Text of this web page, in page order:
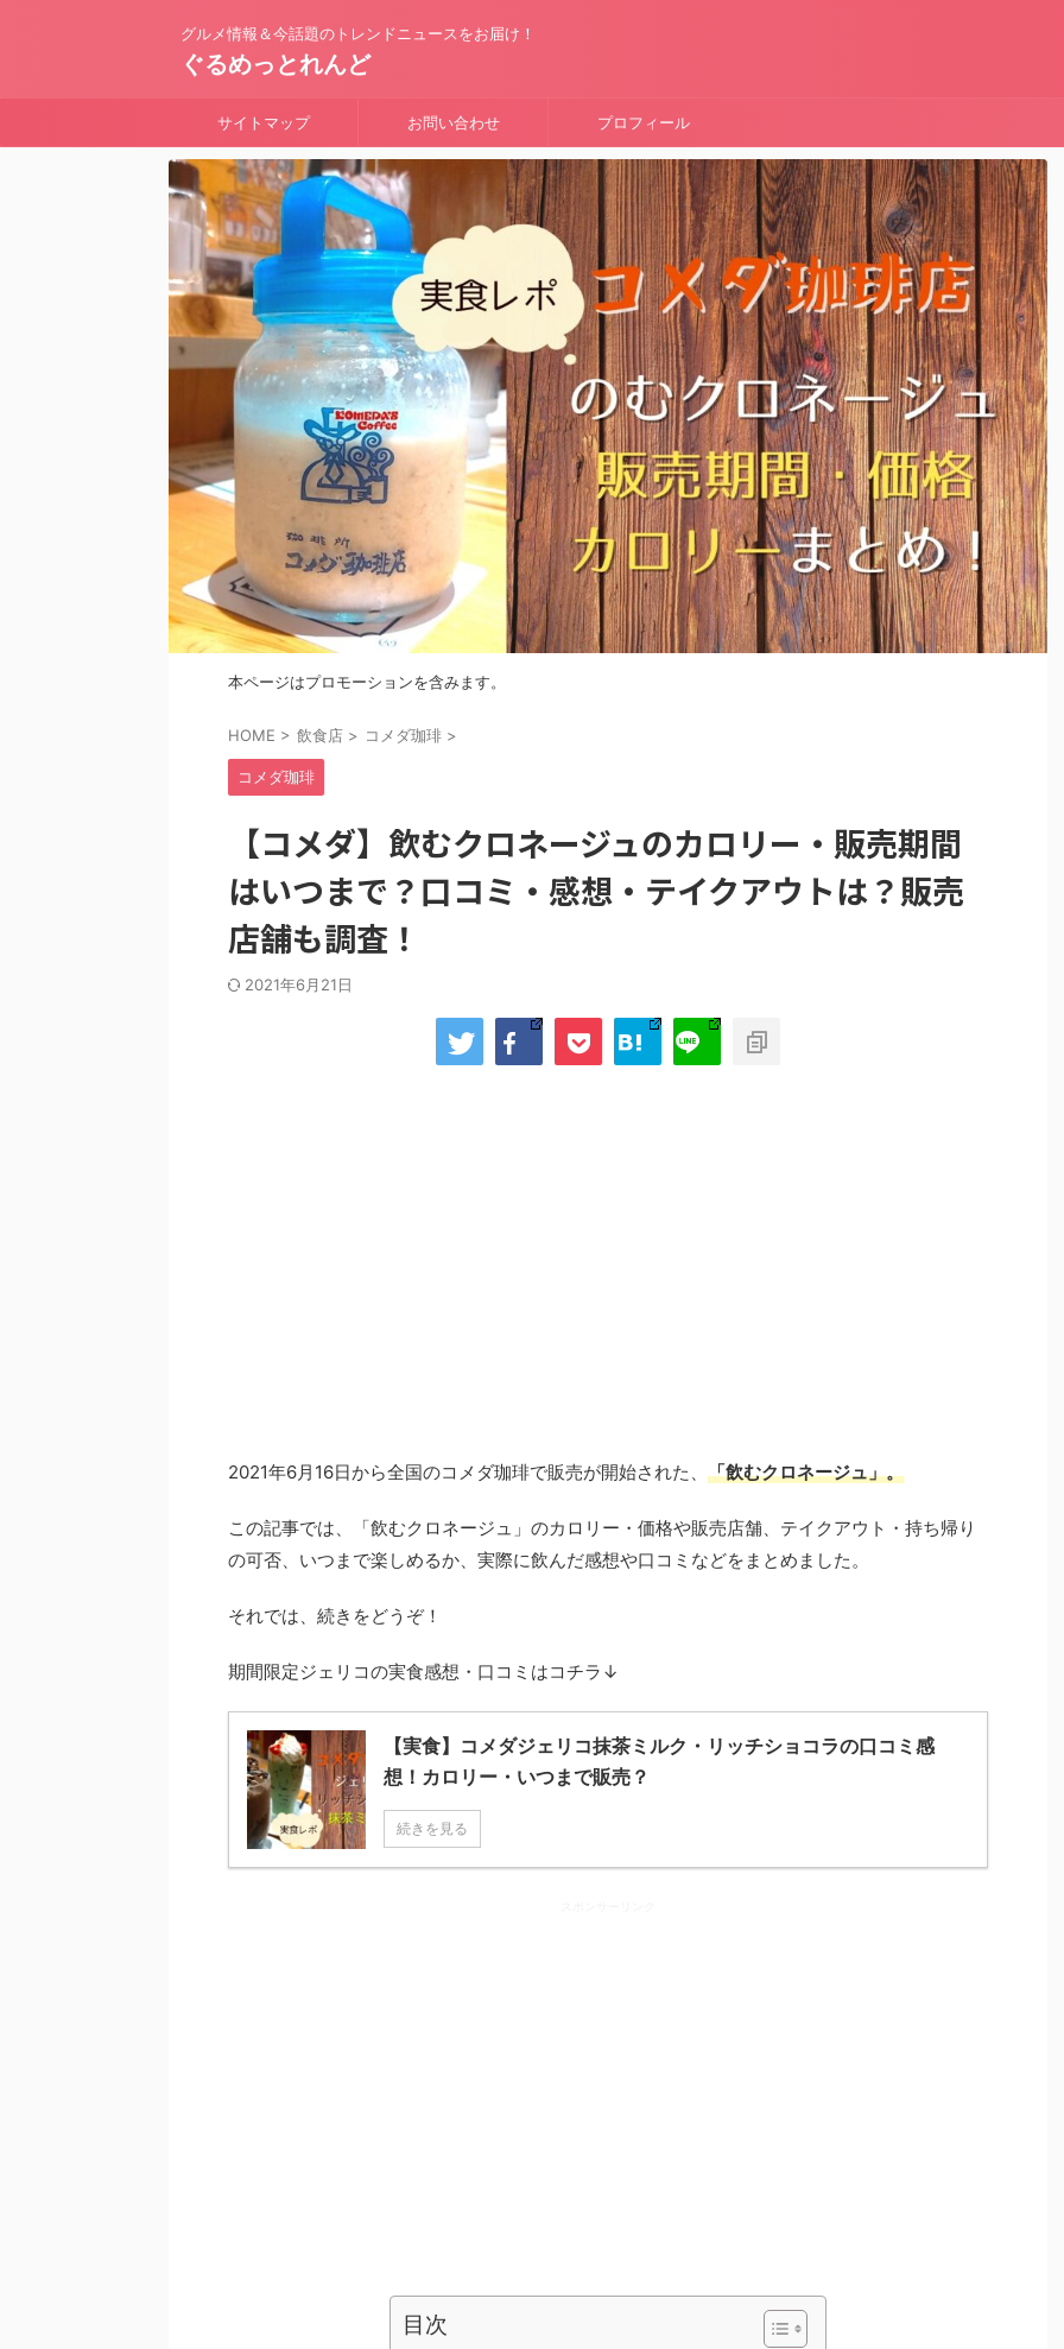
グルメ情報＆今話題のトレンドニュースをお届け！
ぐるめっとれんど
サイトマップ お問い合わせ プロフィール
本ページはプロモーションを含みます。
HOME > 飲食店 > コメダ珈琲 >
コメダ珈琲
【コメダ】飲むクロネージュのカロリー・販売期間
はいつまで？口コミ・感想・テイクアウトは？販売
店舗も調査！
2021年6月21日
2021年6月16日から全国のコメダ珈琲で販売が開始された、 「飲むクロネージュ」。
この記事では、「飲むクロネージュ」のカロリー・価格や販売店舗、テイクアウト・持ち帰り
の可否、いつまで楽しめるか、実際に飲んだ感想や口コミなどをまとめました。
それでは、続きをどうぞ！
期間限定ジェリコの実食感想・口コミはコチラ↓
【実食】コメダジェリコ抹茶ミルク・リッチショコラの口コミ感
想！カロリー・いつまで販売？
続きを見る
目次